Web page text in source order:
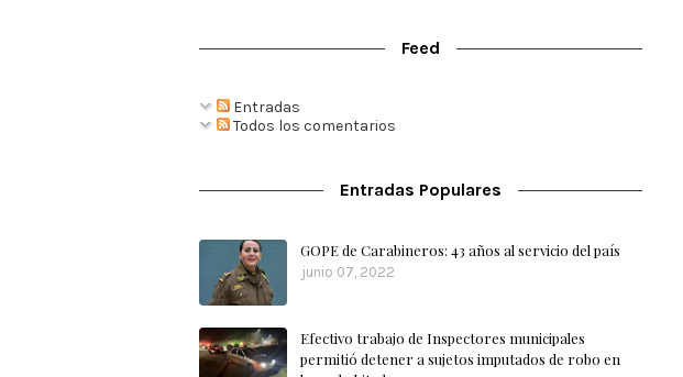
Feed
Entradas
Todos los comentarios
Entradas Populares
GOPE de Carabineros: 43 años al servicio del país
junio 07, 2022
Efectivo trabajo de Inspectores municipales
permitió detener a sujetos imputados de robo en